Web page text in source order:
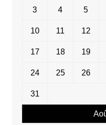
3 4 5
10 11 12
17 18 19
24 25 26
31